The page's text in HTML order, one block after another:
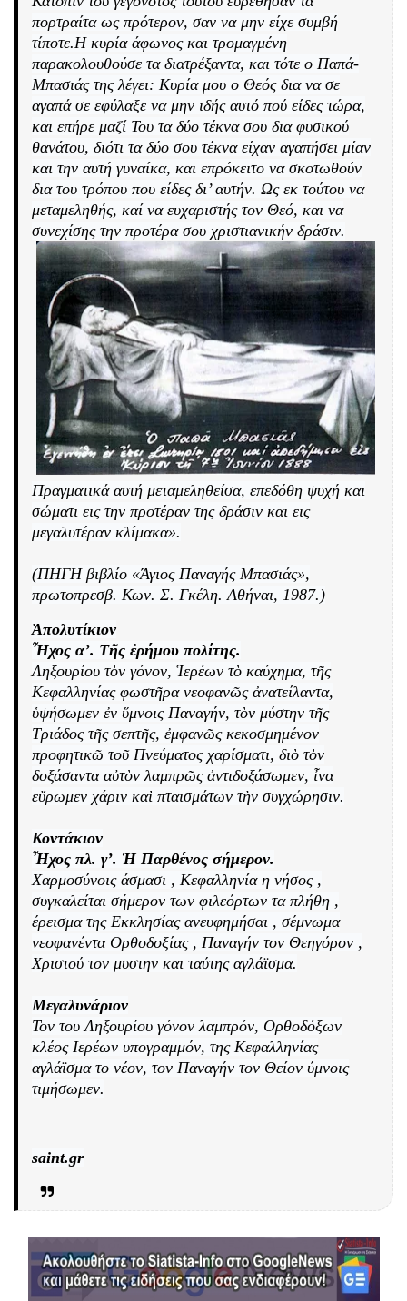
πορτραίτα ως πρότερον, σαν να μην είχε συμβή
τίποτε.Η κυρία άφωνος και τρομαγμένη
παρακολουθούσε τα διατρέξαντα, και τότε ο Παπά-
Μπασιάς της λέγει: Κυρία μου ο Θεός δια να σε
αγαπά σε εφύλαξε να μην ιδής αυτό πού είδες τώρα,
και επήρε μαζί Του τα δύο τέκνα σου δια φυσικού
θανάτου, διότι τα δύο σου τέκνα είχαν αγαπήσει μίαν
και την αυτή γυναίκα, και επρόκειτο να σκοτωθούν
δια του τρόπου που είδες δι’ αυτήν. Ως εκ τούτου να
μεταμεληθής, καί να ευχαριστής τον Θεό, και να
συνεχίσης την προτέρα σου χριστιανικήν δράσιν.
Πραγματικά αυτή μεταμεληθείσα, επεδόθη ψυχή και
σώματι εις την προτέραν της δράσιν και εις
μεγαλυτέραν κλίμακα».
(ΠΗΓΗ βιβλίο «Άγιος Παναγής Μπασιάς»,
πρωτοπρεσβ. Κων. Σ. Γκέλη. Αθήναι, 1987.)
Ἀπολυτίκιον
Ἦχος α’. Τῆς ἐρήμου πολίτης.
Ληξουρίου τὸν γόνον, Ἱερέων τὸ καύχημα, τῆς
Κεφαλληνίας φωστῆρα νεοφανῶς ἀνατείλαντα,
ὑψήσωμεν ἐν ὕμνοις Παναγήν, τὸν μύστην τῆς
Τριάδος τῆς σεπτῆς, ἐμφανῶς κεκοσμημένον
προφητικῶ τοῦ Πνεύματος χαρίσματι, διὸ τὸν
δοξάσαντα αὐτὸν λαμπρῶς ἀντιδοξάσωμεν, ἶνα
εὔρωμεν χάριν καὶ πταισμάτων τὴν συγχώρησιν.
Κοντάκιον
Ἦχος πλ. γ’. Ἡ Παρθένος σήμερον.
Χαρμοσύνοις άσμασι , Κεφαλληνία η νήσος ,
συγκαλείται σήμερον των φιλεόρτων τα πλήθη ,
έρεισμα της Εκκλησίας ανευφημήσαι , σέμνωμα
νεοφανέντα Ορθοδοξίας , Παναγήν τον Θεηγόρον ,
Χριστού τον μυστην και ταύτης αγλάϊσμα.
Μεγαλυνάριον
Τον του Ληξουρίου γόνον λαμπρόν, Ορθοδόξων
κλέος Ιερέων υπογραμμόν, της Κεφαλληνίας
αγλάϊσμα το νέον, τον Παναγήν τον Θείον ύμνοις
τιμήσωμεν.
saint.gr